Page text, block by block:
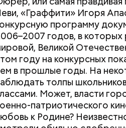
«Граффити» Игоря
программу
годов, в
Великой
году на конкурсных
в прошлые годы. На
толпы
Может, власти
патриотического
к Родине?
Как поменять
не получить